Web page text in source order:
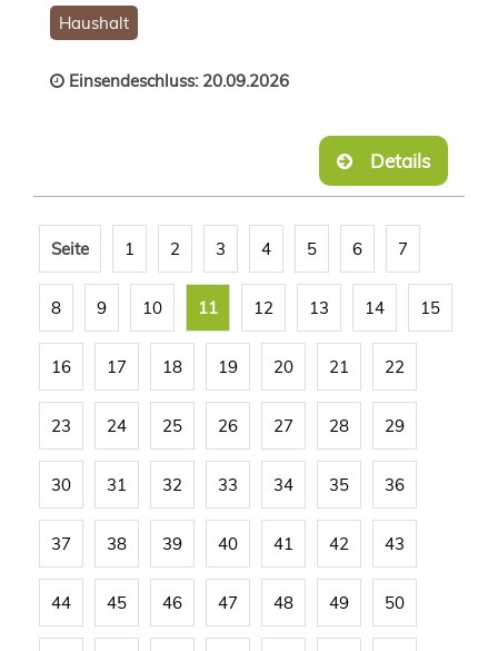
Haushalt
Einsendeschluss: 20.09.2026
Details
Seite 1 2 3 4 5 6 7
8 9 10 11 12 13 14 15
16 17 18 19 20 21 22
23 24 25 26 27 28 29
30 31 32 33 34 35 36
37 38 39 40 41 42 43
44 45 46 47 48 49 50